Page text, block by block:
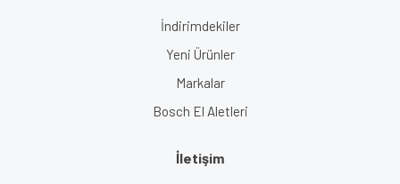
İndirimdekiler
Yeni Ürünler
Markalar
Bosch El Aletleri
İletişim